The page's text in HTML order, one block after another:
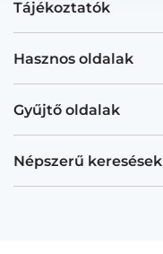
Tájékoztatók
Hasznos oldalak
Gyűjtő oldalak
Népszerű keresések